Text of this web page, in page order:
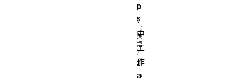
p
t
中
工
作
。
e
s
J
a